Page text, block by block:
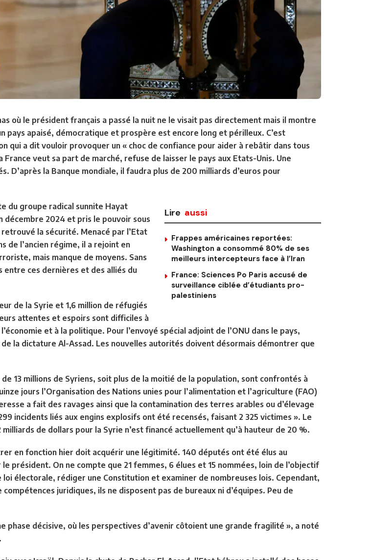
où le président français a passé la nuit ne le visait pas directement mais il montre
pays apaisé, démocratique et prospère est encore long et périlleux. C’est
qui a dit vouloir provoquer un « choc de confiance pour aider à rebâtir dans tous
veut sa part de marché, refuse de laisser le pays aux Etats-Unis. Une
D’après la Banque mondiale, il faudra plus de 200 milliards d’euros pour
Lire aussi
Frappes américaines reportées:
Washington a consommé 80% de ses
meilleurs intercepteurs face à l’Iran
France: Sciences Po Paris accusé de
surveillance ciblée d’étudiants pro-
palestiniens
du groupe radical sunnite Hayat
décembre 2024 et pris le pouvoir sous
retrouvé la sécurité. Menacé par l’Etat
de l’ancien régime, il a rejoint en
mais manque de moyens. Sans
ces dernières et des alliés du
de la Syrie et 1,6 million de réfugiés
attentes et espoirs sont difficiles à
et à la politique. Pour l’envoyé spécial adjoint de l’ONU dans le pays,
la dictature Al-Assad. Les nouvelles autorités doivent désormais démontrer que
13 millions de Syriens, soit plus de la moitié de la population, sont confrontés à
jours l’Organisation des Nations unies pour l’alimentation et l’agriculture (FAO)
a fait des ravages ainsi que la contamination des terres arables ou d’élevage
incidents liés aux engins explosifs ont été recensés, faisant 2 325 victimes ». Le
de dollars pour la Syrie n’est financé actuellement qu’à hauteur de 20 %.
en fonction hier doit acquérir une légitimité. 140 députés ont été élus au
président. On ne compte que 21 femmes, 6 élues et 15 nommées, loin de l’objectif
électorale, rédiger une Constitution et examiner de nombreuses lois. Cependant,
juridiques, ils ne disposent pas de bureaux ni d’équipes. Peu de
phase décisive, où les perspectives d’avenir côtoient une grande fragilité », a noté